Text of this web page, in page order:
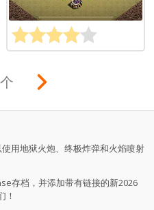
用地狱火炮、终极炸弹和火焰喷射
存档，并添加带有链接的新2026
！